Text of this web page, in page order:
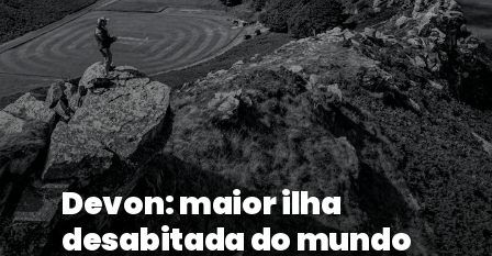
Devon: maior ilha
desabitada do mundo